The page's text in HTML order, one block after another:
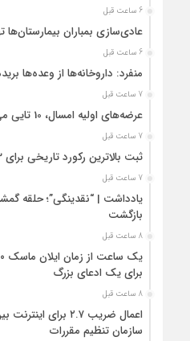
6 ساعت قبل
عادی‌سازی بمباران
6 ساعت قبل
منفرد: داروخانه‌ها از وعده‌ها
7 ساعت قبل
عرضه‌های اولیه امسال، 10 تایی می‌شوند
7 ساعت قبل
ثبت بالاترین رکورد تاریخی برای 3 شاخص بورس و فرابورس
7 ساعت قبل
یادداشت | “نقدینگی”؛ حلقه
بازگشت
8 ساعت قبل
برای یک ادعای بزرگ
8 ساعت قبل
اعمال ضریب ۲.۷
سازمان تنظیم مقررات